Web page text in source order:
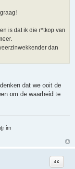
is dat ik die r*tkop van
dan
dat we ooit de
om de waarheid te
ỉm
Citeer